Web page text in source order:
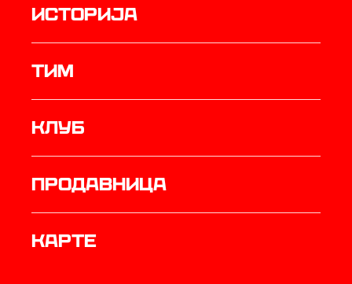
историја
ТИМ
Клуб
продавница
Карте